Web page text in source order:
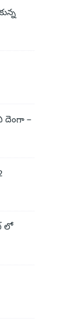
దెంగా –
లో